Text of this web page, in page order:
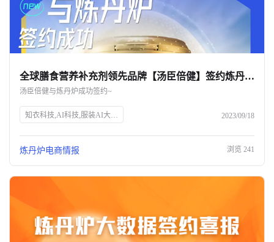
全球膳食营养补充剂领先品牌【汤臣倍健】签约炼丹炉大数据！
汤臣倍健与炼丹炉成功签约~
知衣科技,AI科技,服装AI大数据,头部企业,SEO优化 2023/09/18
炼丹炉电商情报 浏览 241